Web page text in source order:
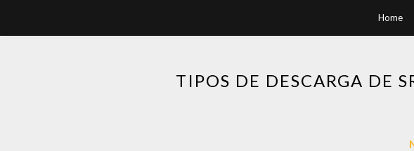
Home
TIPOS DE DESCARGA DE